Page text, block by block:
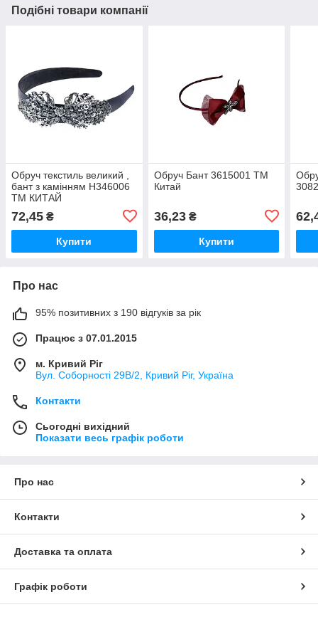
Подібні товари компанії
Обруч текстиль великий ,
бант з камінням H346006
ТМ КИТАЙ
72,45 ₴
Купити
Обруч Бант 3615001 ТМ
Китай
36,23₴
Купити
Про нас
95% позитивних з 190 відгуків за рік
Працює з 07.01.2015
м. Кривий Ріг
Вул. Соборності 29В/2, Кривий Ріг, Україна
Контакти
Сьогодні вихідний
Показати весь графік роботи
Про нас
Контакти
Доставка та оплата
Графік роботи